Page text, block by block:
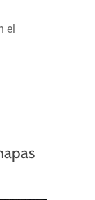
el